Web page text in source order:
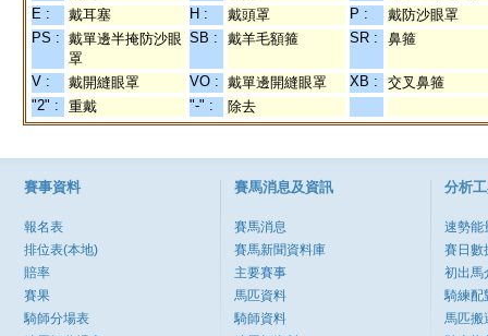
E :
戴耳塞 H : 戴頭罩 P :
戴防沙眼罩
PS : 戴單邊半掩防沙眼
罩
SB : 戴羊毛額箍 SR : 鼻箍
V : 戴開縫眼罩 VO : 戴單邊開縫眼罩 XB :
交叉鼻箍
"2" :
重戴 "-" : 除去
賽事資料
報名表
排位表(本地)
賠率
賽果
騎師分場表
賽馬消息及資訊
賽馬消息
賽馬新聞資料庫
主要賽事
馬匹資料
騎師資料
分析
速勢能
賽日數
初出馬
騎練配
馬匹搬